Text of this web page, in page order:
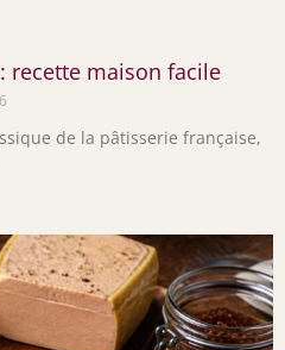
recette maison facile
de la pâtisserie française,